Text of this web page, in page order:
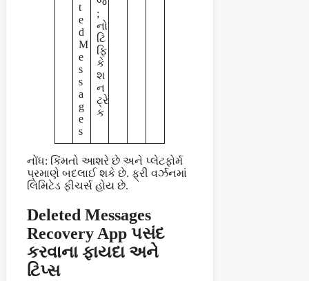
t
e
d
M
e
s
s
a
g
e
s
;
નો
ટિ
ફિ
કે
શ
ન
ટ્રે
ક
નોંધ: કિંમતો આશરે છે અને પ્લેટફોર્મ
પ્રમાણે બદલાઈ શકે છે. ફ્રી વર્ઝનમાં
લિમિટેડ ફીચર્સ હોય છે.
Deleted Messages
Recovery App પસંદ
કરવાના ફાયદા અને
ટિપ્સ